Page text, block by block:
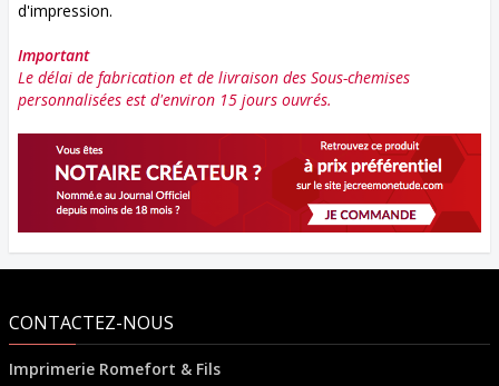
d'impression.
Important
Le délai de fabrication et de livraison des Sous-chemises
personnalisées est d'environ 15 jours ouvrés.
CONTACTEZ-NOUS
Imprimerie Romefort & Fils